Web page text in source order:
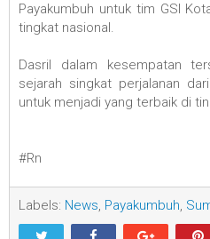
Payakumbuh untuk tim GSI
tingkat nasional.
Dasril dalam kesempatan
sejarah singkat perjalanan
untuk menjadi yang terbaik di
#Rn
Labels: News, Payakumbuh,